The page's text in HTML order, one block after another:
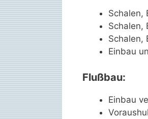
Schalen,
Schalen,
Schalen,
Einbau
Flußbau:
Einbau